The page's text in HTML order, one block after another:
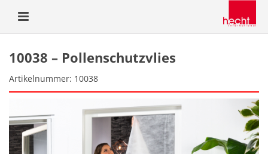
10038 – Pollenschutzvlies
Artikelnummer: 10038